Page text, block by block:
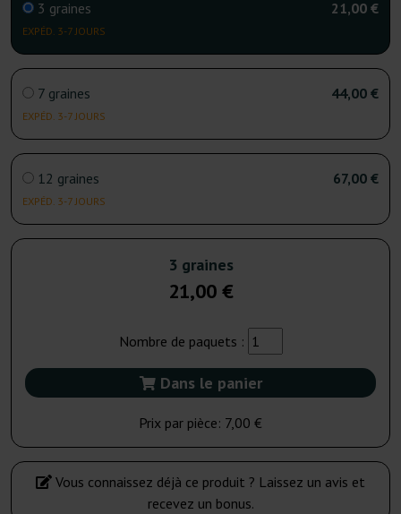
3 graines
EXPÉD. 3-7 JOURS
21,00 €
7 graines
EXPÉD. 3-7 JOURS
44,00 €
12 graines
EXPÉD. 3-7 JOURS
67,00 €
3 graines
21,00 €
Nombre de paquets :
Dans le panier
Prix par pièce: 7,00 €
Vous connaissez déjà ce produit ? Laissez un avis et
recevez un bonus.